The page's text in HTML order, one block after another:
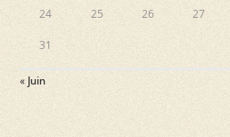
24 25 26 27
31
« Juin